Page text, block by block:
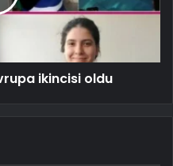
ikincisi oldu